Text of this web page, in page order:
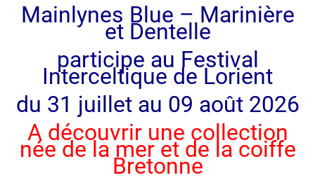
Mainlynes Blue – Marinière
et Dentelle
participe au Festival
Interceltique de Lorient
du 31 juillet au 09 août 2026
A découvrir une collection
née de la mer et de la coiffe
Bretonne